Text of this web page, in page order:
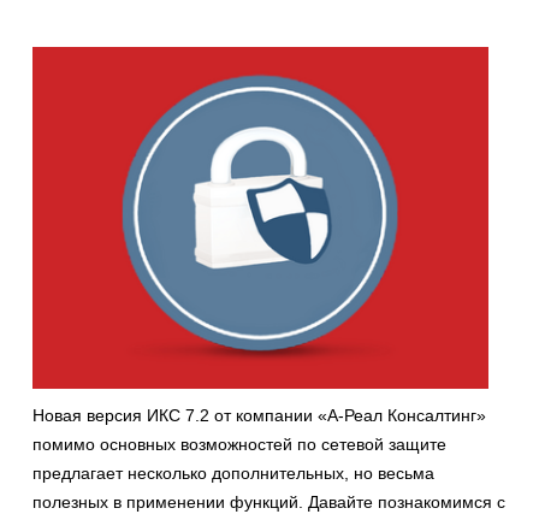
Новая версия ИКС 7.2 от компании «А-Реал Консалтинг»
помимо основных возможностей по сетевой защите
предлагает несколько дополнительных, но весьма
полезных в применении функций. Давайте познакомимся с